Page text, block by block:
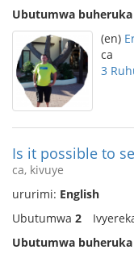
Ubutumwa buheruka
(en)
ca
3
Is it possible to
ca, kivuye
ururimi: English
Ubutumwa 2
Ubutumwa buheruka